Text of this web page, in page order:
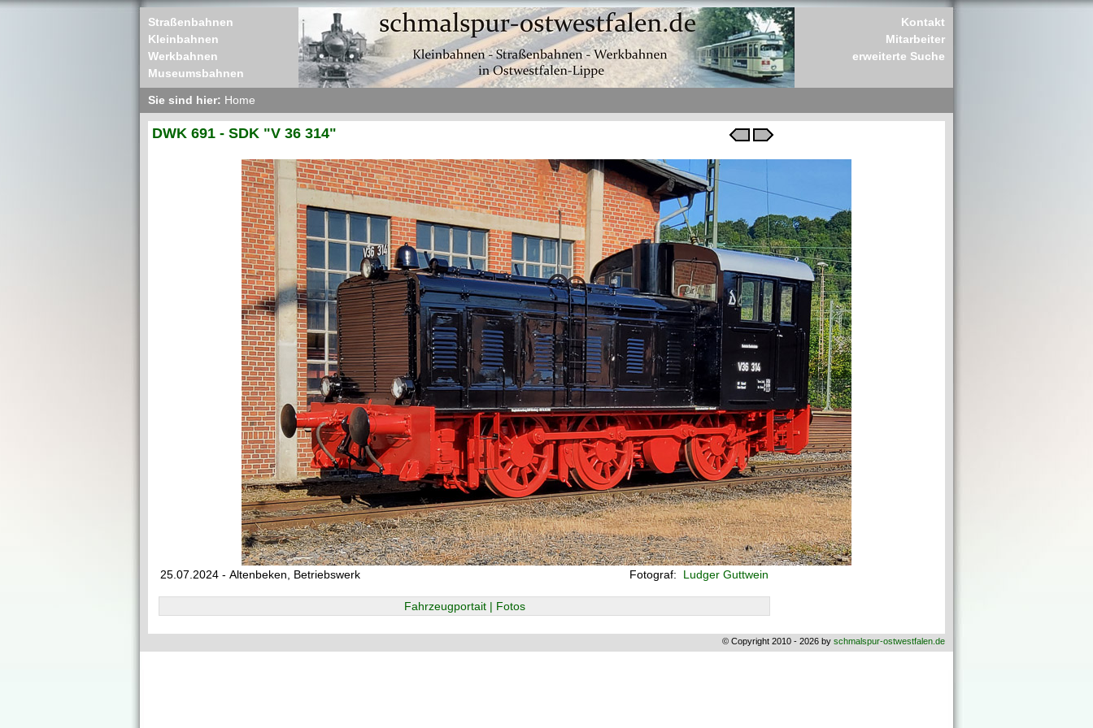
Straßenbahnen
Kleinbahnen
Werkbahnen
Museumsbahnen
Kontakt
Mitarbeiter
erweiterte Suche
Sie sind hier: Home
DWK 691 - SDK "V 36 314"
25.07.2024 - Altenbeken, Betriebswerk Fotograf: Ludger Guttwein
Fahrzeugportait | Fotos
© Copyright 2010 - 2026 by schmalspur-ostwestfalen.de